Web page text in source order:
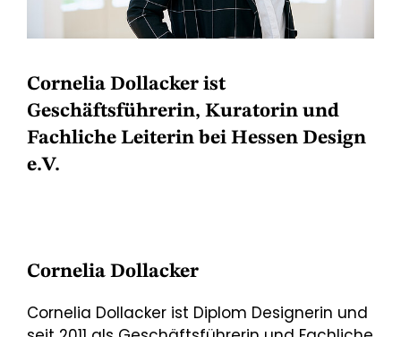
Cornelia Dollacker ist
Geschäftsführerin, Kuratorin und
Fachliche Leiterin bei Hessen Design
e.V.
Cornelia Dollacker
Cornelia Dollacker ist Diplom Designerin und